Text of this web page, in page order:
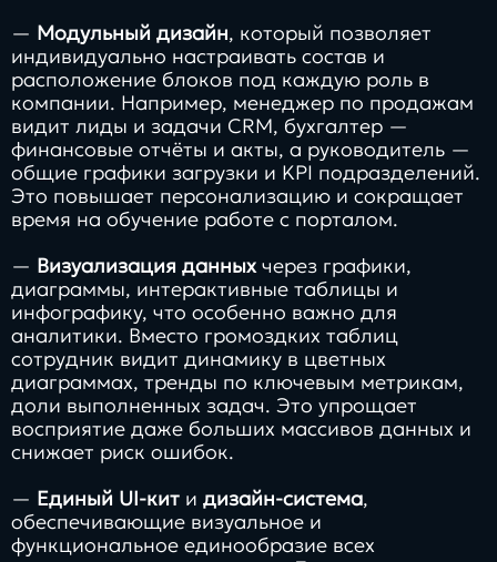
— Модульный дизайн, который позволяет
индивидуально настраивать состав и
расположение блоков под каждую роль в
компании. Например, менеджер по продажам
видит лиды и задачи CRM, бухгалтер —
финансовые отчёты и акты, а руководитель —
общие графики загрузки и KPI подразделений.
Это повышает персонализацию и сокращает
время на обучение работе с порталом.
— Визуализация данныхчерез графики,
диаграммы, интерактивные таблицы и
инфографику, что особенно важно для
аналитики. Вместо громоздких таблиц
сотрудник видит динамику в цветных
диаграммах, тренды по ключевым метрикам,
доли выполненных задач. Это упрощает
восприятие даже больших массивов данных и
снижает риск ошибок.
— Единый UI-кит и дизайн-система,
обеспечивающие визуальное и
функциональное единообразие всех